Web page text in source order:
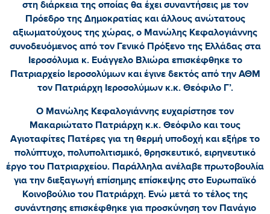
στη διάρκεια της οποίας θα έχει συναντήσεις με τον
Πρόεδρο της Δημοκρατίας και άλλους ανώτατους
αξιωματούχους της χώρας, ο Μανώλης Κεφαλογιάννης
συνοδευόμενος από τον Γενικό Πρόξενο της Ελλάδας στα
Ιεροσόλυμα κ. Ευάγγελο Βλιώρα επισκέφθηκε το
Πατριαρχείο Ιεροσολύμων και έγινε δεκτός από την ΑΘΜ
τον Πατριάρχη Ιεροσολύμων κ.κ. Θεόφιλο Γ’.
Ο Μανώλης Κεφαλογιάννης ευχαρίστησε τον
Μακαριώτατο Πατριάρχη κ.κ. Θεόφιλο και τους
Αγιοταφίτες Πατέρες για τη θερμή υποδοχή και εξήρε το
πολύπτυχο, πολυπολιτισμικό, θρησκευτικό, ειρηνευτικό
έργο του Πατριαρχείου. Παράλληλα ανέλαβε πρωτοβουλία
για την διεξαγωγή επίσημης επίσκεψης στο Ευρωπαϊκό
Κοινοβούλιο του Πατριάρχη. Ενώ μετά το τέλος της
συνάντησης επισκέφθηκε για προσκύνηση τον Πανάγιο